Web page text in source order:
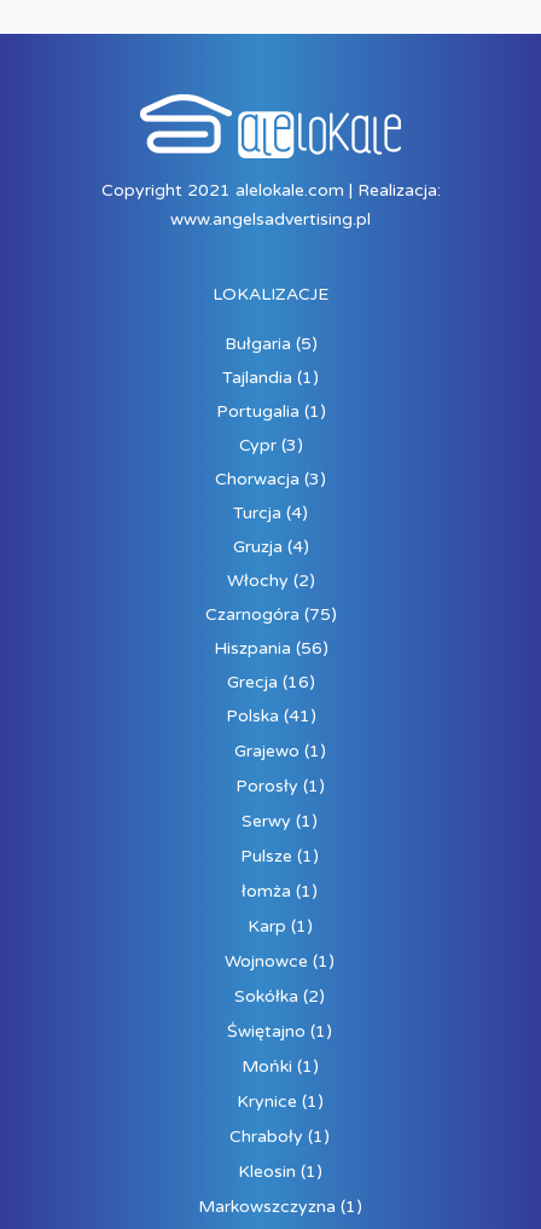
Copyright 2021 alelokale.com | Realizacja:
www.angelsadvertising.pl
LOKALIZACJE
Bułgaria (5)
Tajlandia (1)
Portugalia (1)
Cypr(3)
Chorwacja (3)
Turcja (4)
Gruzja (4)
Włochy (2)
Czarnogóra (75)
Hiszpania (56)
Grecja (16)
Polska (41)
Grajewo (1)
Porosły (1)
Serwy (1)
Pulsze (1)
łomża (1)
Karp (1)
Wojnowce (1)
Sokółka (2)
Świętajno (1)
Mońki (1)
Krynice (1)
Chraboły (1)
Kleosin (1)
Markowszczyzna (1)